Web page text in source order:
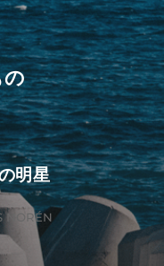
の
明星
NORÉN